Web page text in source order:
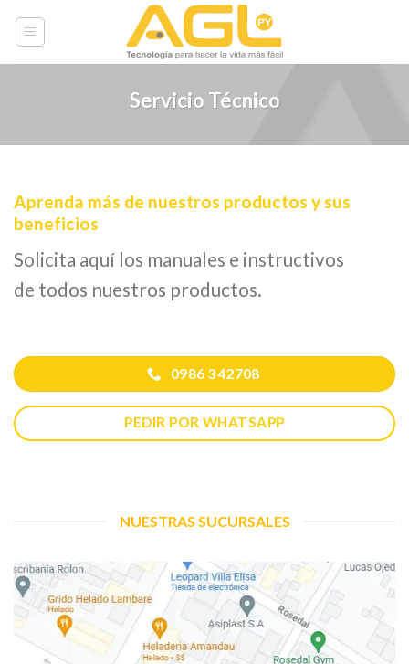
Servicio Técnico
Aprenda más de nuestros productos y sus
beneficios
Solicita aquí los manuales e instructivos
de todos nuestros productos.
0986 342708
PEDIR POR WHATSAPP
NUESTRAS SUCURSALES